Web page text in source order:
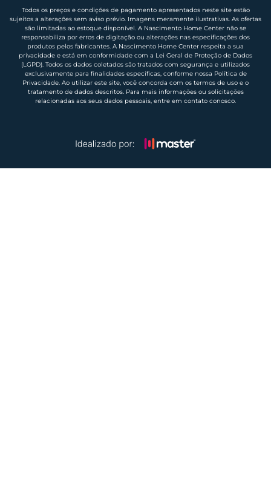
Todos os preços e condições de pagamento apresentados neste site estão
sujeitos a alterações sem aviso prévio. Imagens meramente ilustrativas. As ofertas
são limitadas ao estoque disponível. A Nascimento Home Center não se
responsabiliza por erros de digitação ou alterações nas especificações dos
produtos pelos fabricantes. A Nascimento Home Center respeita a sua
privacidade e está em conformidade com a Lei Geral de Proteção de Dados
(LGPD). Todos os dados coletados são tratados com segurança e utilizados
exclusivamente para finalidades específicas, conforme nossa Política de
Privacidade. Ao utilizar este site, você concorda com os termos de uso e o
tratamento de dados descritos. Para mais informações ou solicitações
relacionadas aos seus dados pessoais, entre em contato conosco.